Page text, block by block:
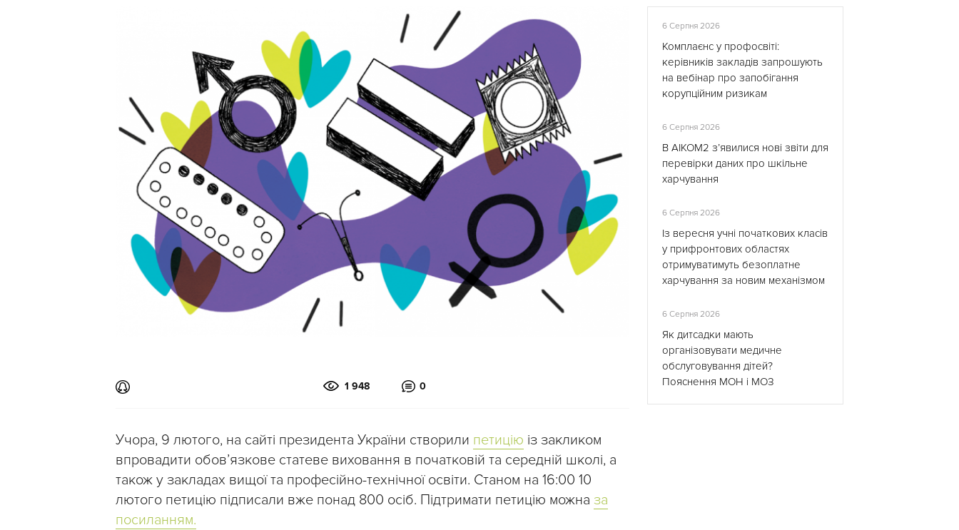
1 948 0
Учора, 9 лютого, на сайті президента України створили петицію із закликом
впровадити обовʼязкове статеве виховання в початковій та середній школі, а
також у закладах вищої та професійно-технічної освіти. Станом на 16:00 10
лютого петицію підписали вже понад 800 осіб. Підтримати петицію можна за
посиланням.
6 Серпня 2026
Комплаєнс у профосвіті:
керівників закладів запрошують
на вебінар про запобігання
корупційним ризикам
6 Серпня 2026
В АІКОМ2 з’явилися нові звіти для
перевірки даних про шкільне
харчування
6 Серпня 2026
Із вересня учні початкових класів
у прифронтових областях
отримуватимуть безоплатне
харчування за новим механізмом
6 Серпня 2026
Як дитсадки мають
організовувати медичне
обслуговування дітей?
Пояснення МОН і МОЗ